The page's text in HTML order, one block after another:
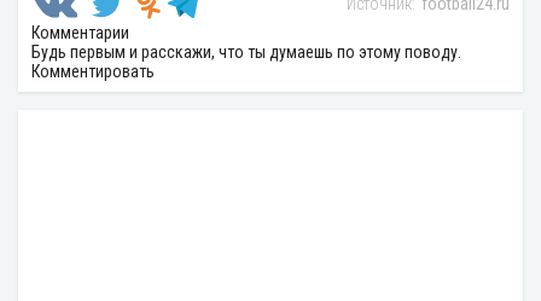
football24.ru
Комментарии
Будь первым и расскажи, что ты думаешь по этому поводу.
Комментировать